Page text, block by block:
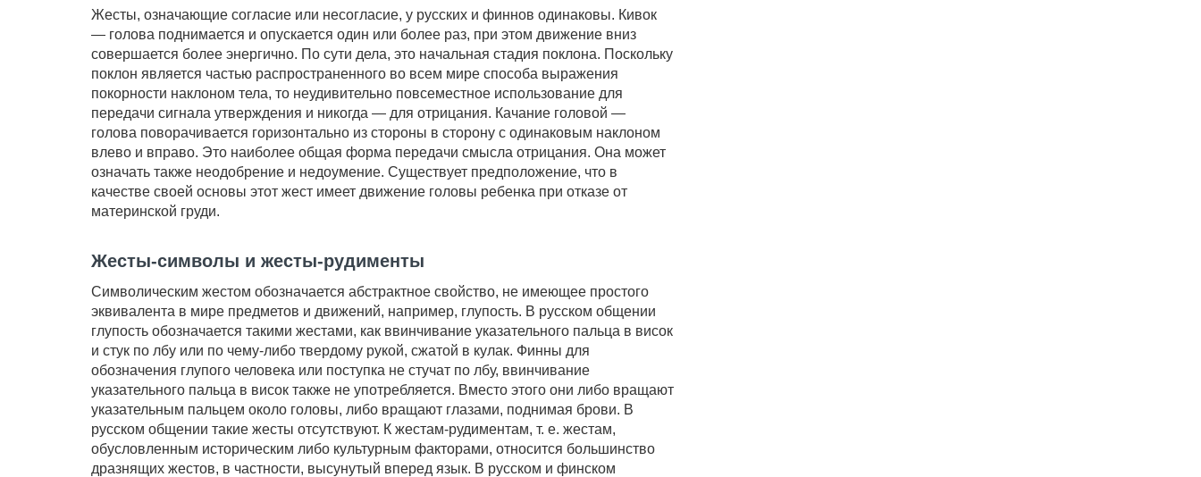
Жесты, означающие согласие или несогласие, у русских и финнов одинаковы. Кивок
— голова поднимается и опускается один или более раз, при этом движение вниз
совершается более энергично. По сути дела, это начальная стадия поклона. Поскольку
поклон является частью распространенного во всем мире способа выражения
покорности наклоном тела, то неудивительно повсеместное использование для
передачи сигнала утверждения и никогда — для отрицания. Качание головой —
голова поворачивается горизонтально из стороны в сторону с одинаковым наклоном
влево и вправо. Это наиболее общая форма передачи смысла отрицания. Она может
означать также неодобрение и недоумение. Существует предположение, что в
качестве своей основы этот жест имеет движение головы ребенка при отказе от
материнской груди.
Жесты-символы и жесты-рудименты
Символическим жестом обозначается абстрактное свойство, не имеющее простого
эквивалента в мире предметов и движений, например, глупость. В русском общении
глупость обозначается такими жестами, как ввинчивание указательного пальца в висок
и стук по лбу или по чему-либо твердому рукой, сжатой в кулак. Финны для
обозначения глупого человека или поступка не стучат по лбу, ввинчивание
указательного пальца в висок также не употребляется. Вместо этого они либо вращают
указательным пальцем около головы, либо вращают глазами, поднимая брови. В
русском общении такие жесты отсутствуют. К жестам-рудиментам, т. е. жестам,
обусловленным историческим либо культурным факторами, относится большинство
дразнящих жестов, в частности, высунутый вперед язык. В русском и финском